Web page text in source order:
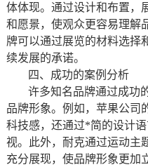
体体现。通过设计和布置，
和愿景，使观众更容易理解
牌可以通过展览的材料选择
续发展的承诺。
四、成功的案例分析
许多知名品牌通过成功
品牌形象。例如，苹果公司
科技感，还通过*简的设计
视。此外，耐克通过运动主
充分展现，使品牌形象更加